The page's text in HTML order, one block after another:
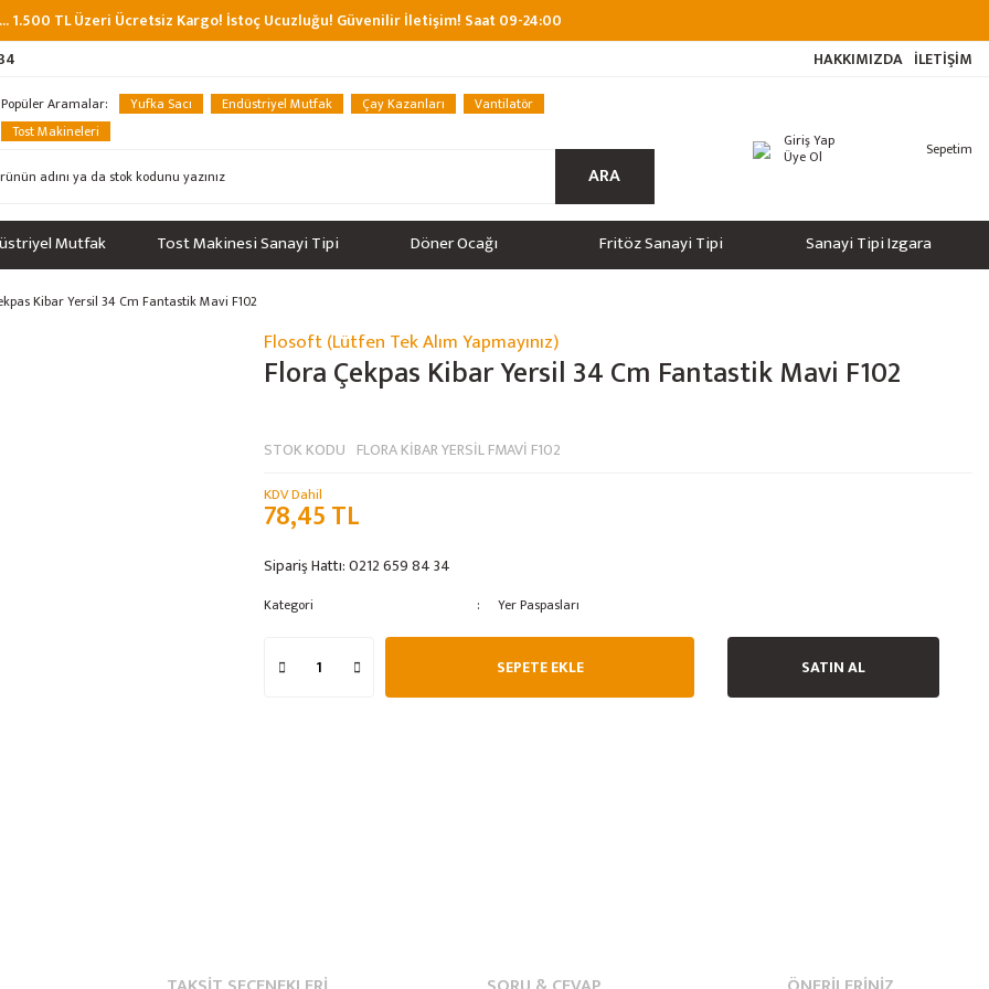
1.500 TL Üzeri Ücretsiz Kargo! İstoç Ucuzluğu! Güvenilir İletişim! Saat 09-24:00
HAKKIMIZDA İLETİŞİM
Popüler Aramalar: Yufka Sacı Endüstriyel Mutfak Çay Kazanları
Vantilatör
Tost Makineleri
ARA
Giriş Yap
Üye Ol Sepetim
Mutfak Tost Makinesi Sanayi Tipi Döner Ocağı Fritöz Sanayi Tipi Sanayi Tipi Izgara
Kibar Yersil 34 Cm Fantastik Mavi F102
Flosoft (Lütfen Tek Alım Yapmayınız)
Flora Çekpas Kibar Yersil 34 Cm Fantastik Mavi F102
STOK KODU FLORA KİBAR YERSİL FMAVİ F102
KDV Dahil
78,45 TL
Sipariş Hattı:0212 659 84 34
Kategori Yer Paspasları
SEPETE EKLE SATIN AL